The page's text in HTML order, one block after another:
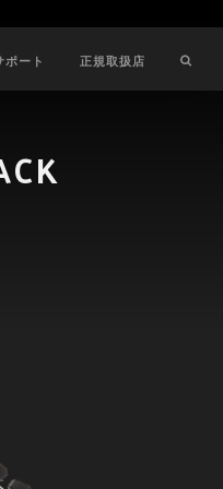
ポート 正規取扱店